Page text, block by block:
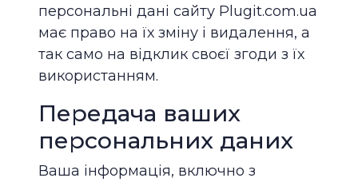
персональні дані сайту Plugit.com.ua
має право на їх зміну і видалення, а
так само на відклик своєї згоди з їх
використанням.
Передача ваших
персональних даних
Ваша інформація, включно з